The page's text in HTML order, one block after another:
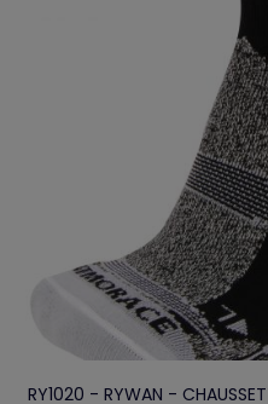
RY1020 - RYWAN -